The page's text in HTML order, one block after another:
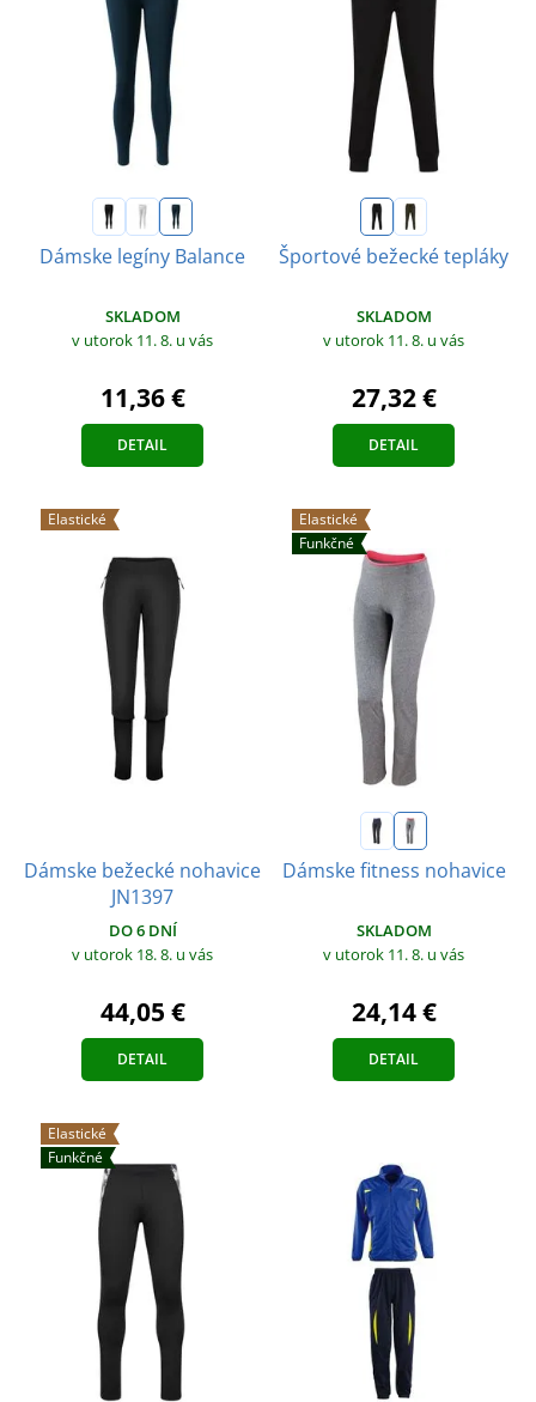
Dámske legíny Balance
SKLADOM
v utorok 11. 8. u vás
11,36 €
DETAIL
Športové bežecké tepláky
SKLADOM
v utorok 11. 8. u vás
27,32 €
DETAIL
Elastické
Dámske bežecké nohavice
JN1397
DO 6 DNÍ
v utorok 18. 8. u vás
44,05 €
DETAIL
Elastické
Funkčné
Dámske fitness nohavice
SKLADOM
v utorok 11. 8. u vás
24,14 €
DETAIL
Elastické
Funkčné